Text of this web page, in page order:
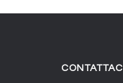
CONTATTACI